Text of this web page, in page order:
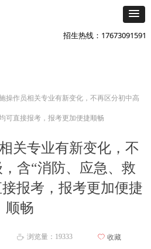
招生热线：17673091591
添加企微咨询
关专业有新变化，不
含“消防、应急、救
报考，报考更加便捷
顺畅
操作员相关专业有新变化，不再区分初中高
可直接报考，报考更加便捷顺畅
ꄘ 浏览量： 19333 ꄀ 收藏